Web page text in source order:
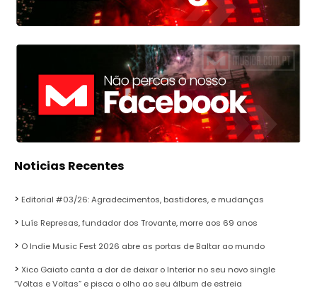
Noticias Recentes
Editorial #03/26: Agradecimentos, bastidores, e mudanças
Luís Represas, fundador dos Trovante, morre aos 69 anos
O Indie Music Fest 2026 abre as portas de Baltar ao mundo
Xico Gaiato canta a dor de deixar o Interior no seu novo single
“Voltas e Voltas” e pisca o olho ao seu álbum de estreia